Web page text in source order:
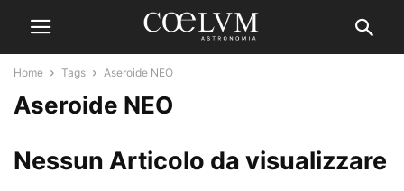
Home Tags Aseroide NEO
Aseroide NEO
Nessun Articolo da visualizzare